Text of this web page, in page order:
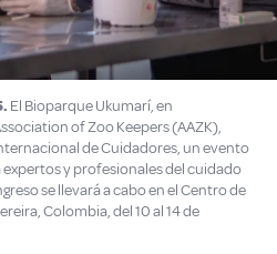
El Bioparque Ukumarí, en
of Zoo Keepers (AAZK),
de Cuidadores, un evento
y profesionales del cuidado
se llevará a cabo en el Centro de
Colombia, del 10 al 14 de